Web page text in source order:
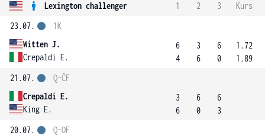
Lexington challenger 1 2 3
Kurs
23.07.
Witten J.
Crepaldi E.
1K
6
4
3
6
6
0
1.72
1.89
21.07.
Crepaldi E.
King E.
Q-ČF
3
6
6
0
6
3
20.07.
Q-OF